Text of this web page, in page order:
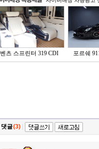
벤츠 스프린터 319 CDI 포르쉐
댓글(3)